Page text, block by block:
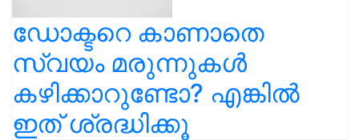
ഡോക്ടറെ കാണാതെ
സ്വയം മരുന്നുകള്‍
കഴിക്കാറുണ്ടോ? എങ്കിൽ
ഇത് ശ്രദ്ധിക്കൂ